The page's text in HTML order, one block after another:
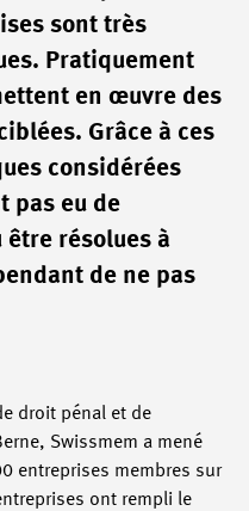
sont très
Pratiquement
en œuvre des
Grâce à ces
considérées
pas eu de
être résolues à
de ne pas
droit pénal et de
Swissmem a mené
entreprises membres sur
ont rempli le